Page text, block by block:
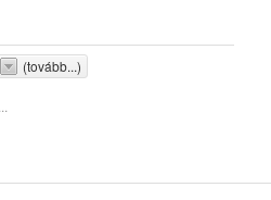
(tovább...)